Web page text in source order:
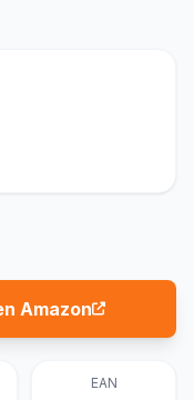
Amazon
EAN